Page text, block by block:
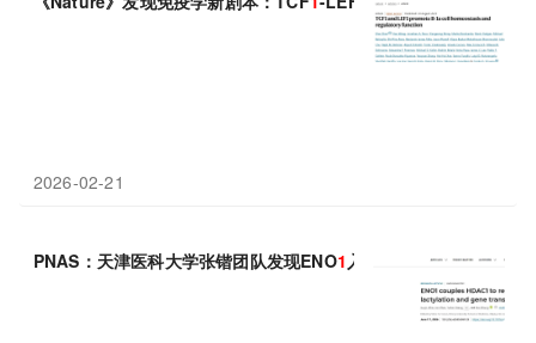
2026-02-21
PNAS：天津医科大学张锴团队发现ENO1入核耦合HDAC1通过局